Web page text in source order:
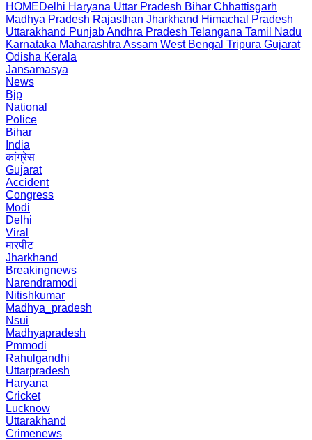
HOMEDelhi Haryana Uttar Pradesh Bihar Chhattisgarh
Madhya Pradesh Rajasthan Jharkhand Himachal Pradesh
Uttarakhand PunjabAndhra Pradesh Telangana Tamil Nadu
Karnataka Maharashtra Assam West Bengal Tripura Gujarat
Odisha Kerala
Jansamasya
News
Bjp
National
Police
Bihar
India
कांग्रेस
Gujarat
Accident
Congress
Modi
Delhi
Viral
मारपीट
Jharkhand
Breakingnews
Narendramodi
Nitishkumar
Madhya_pradesh
Nsui
Madhyapradesh
Pmmodi
Rahulgandhi
Uttarpradesh
Haryana
Cricket
Lucknow
Uttarakhand
Crimenews